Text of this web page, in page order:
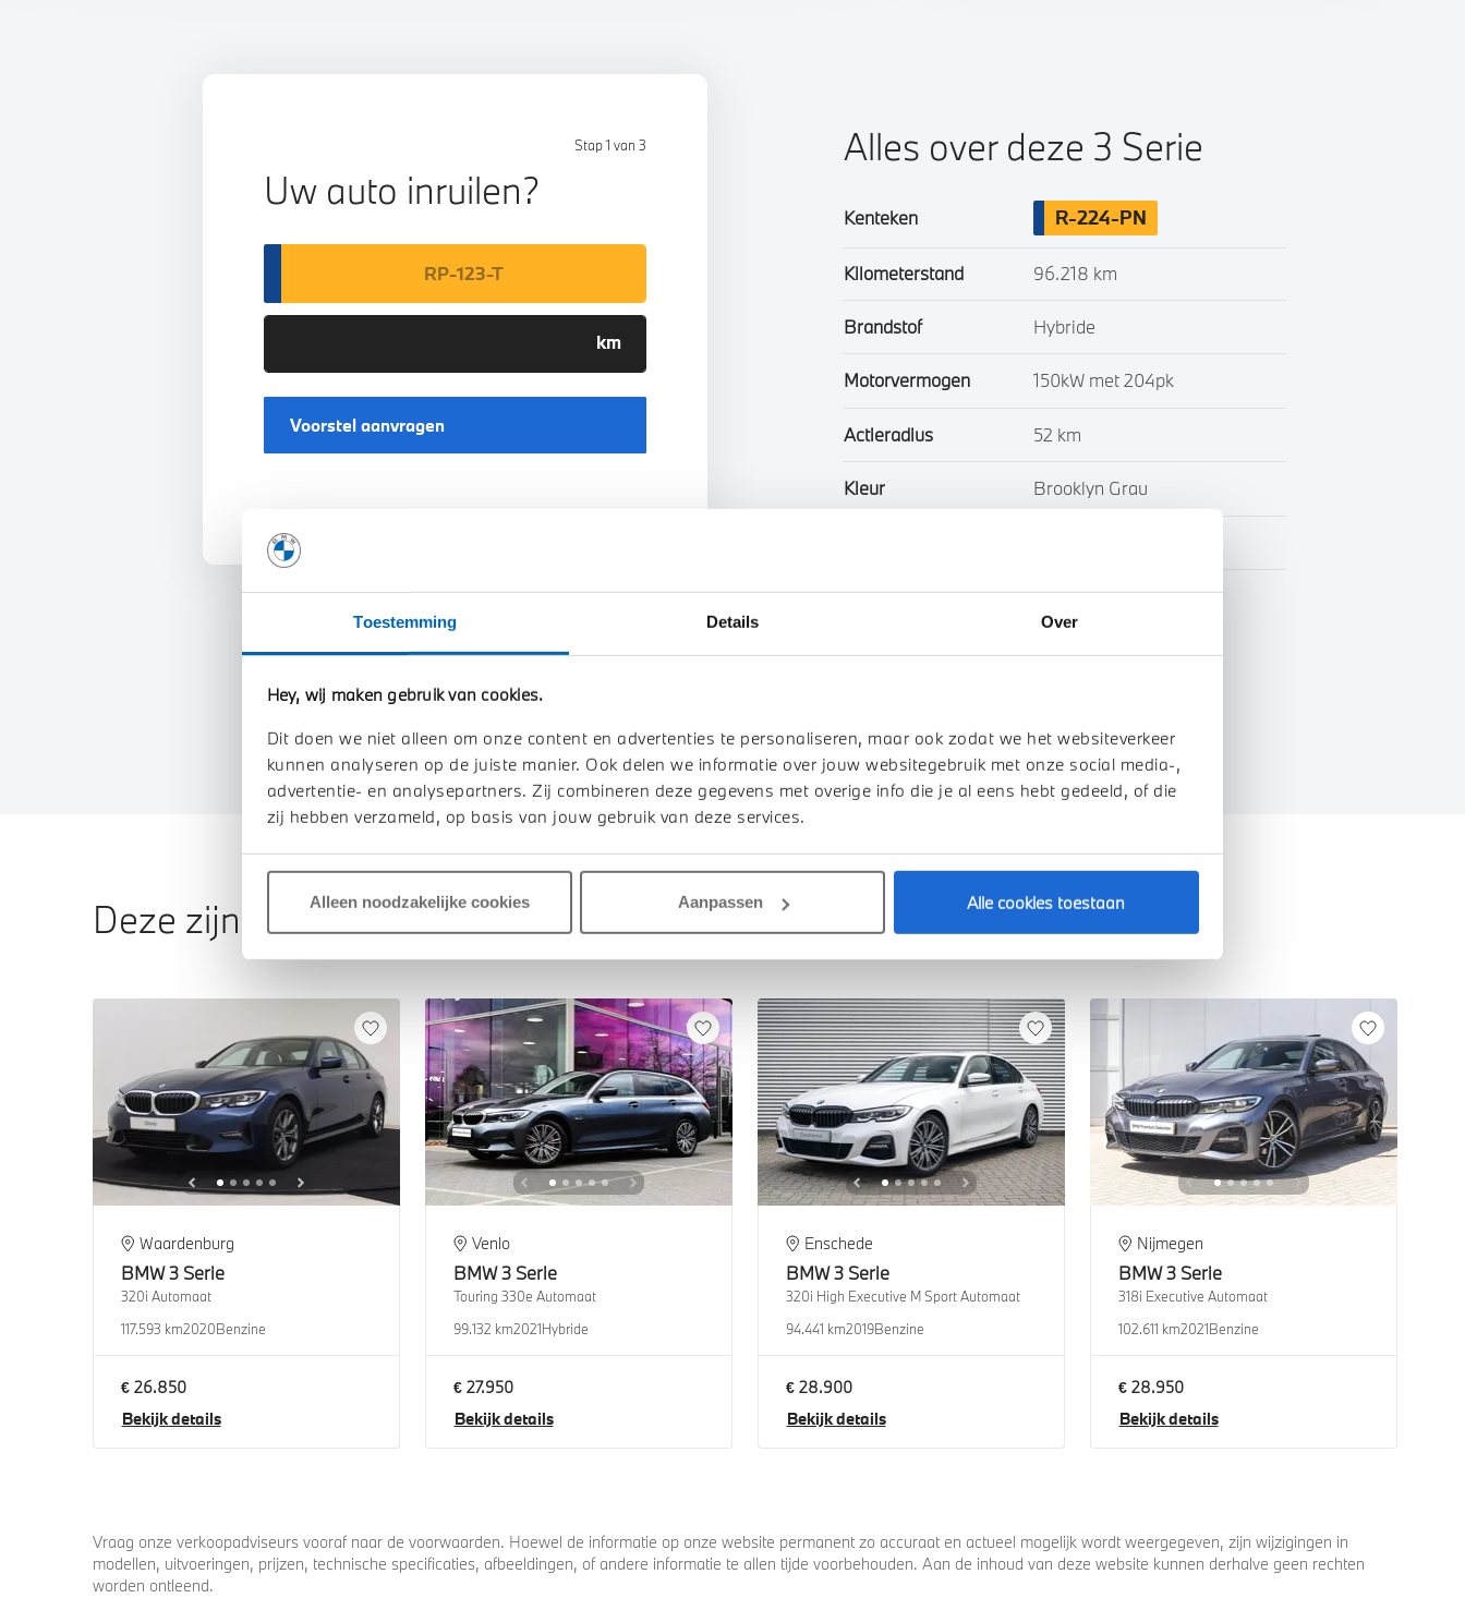
Toestemming Details Over
Hey, wij maken gebruik van cookies.
Dit doen we niet alleen om onze content en advertenties te personaliseren, maar ook zodat we het websiteverkeer
kunnen analyseren op de juiste manier. Ook delen we informatie over jouw websitegebruik met onze social media-,
advertentie- en analysepartners. Zij combineren deze gegevens met overige info die je al eens hebt gedeeld, of die
zij hebben verzameld, op basis van jouw gebruik van deze services.
Alleen noodzakelijke cookies Aanpassen Alle cookies toestaan
Stap 1 van 3
Uw auto inruilen?
Voorstel aanvragen
Alles over deze 3 Serie
Kenteken R-224-PN
Kilometerstand 96.218 km
Brandstof Hybride
Motorvermogen 150kW met 204pk
Actieradius 52 km
Kleur Brooklyn Grau
Btw/Marge Marge
Deze zijn vergelijkbaar
Waardenburg
BMW 3 Serie
320i Automaat
117.593 km2020Benzine
€ 26.850
Bekijk details
Venlo
BMW 3 Serie
Touring 330e Automaat
99.132 km2021Hybride
€ 27.950
Bekijk details
Enschede
BMW 3 Serie
320i High Executive M Sport Automaat
94.441 km2019Benzine
€ 28.900
Bekijk details
Nijmegen
BMW 3 Serie
318i Executive Automaat
102.611 km2021Benzine
€ 28.950
Bekijk details
Vraag onze verkoopadviseurs vooraf naar de voorwaarden. Hoewel de informatie op onze website permanent zo accuraat en actueel mogelijk wordt weergegeven, zijn wijzigingen in
modellen, uitvoeringen, prijzen, technische specificaties, afbeeldingen, of andere informatie te allen tijde voorbehouden. Aan de inhoud van deze website kunnen derhalve geen rechten
worden ontleend.